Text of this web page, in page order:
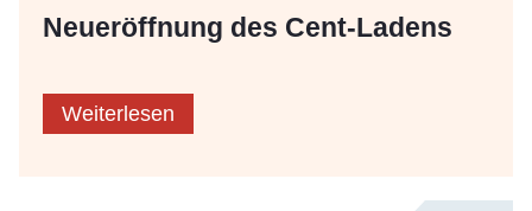
Neueröffnung des Cent-Ladens
Weiterlesen